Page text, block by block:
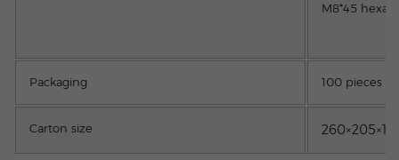
M8*45
Packaging 100 pieces
Carton size